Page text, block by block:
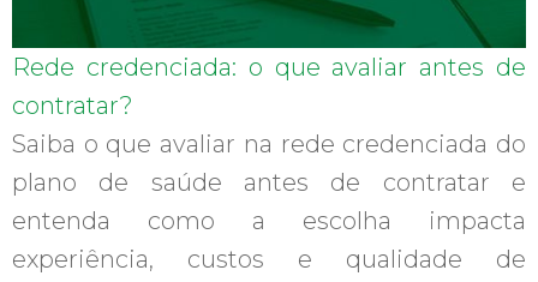
Rede credenciada: o que avaliar antes de
contratar?
Saiba o que avaliar na rede credenciada do
plano de saúde antes de contratar e
entenda como a escolha impacta
experiência, custos e qualidade de